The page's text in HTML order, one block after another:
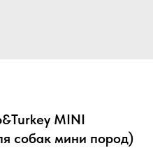
MINI
собак мини пород)